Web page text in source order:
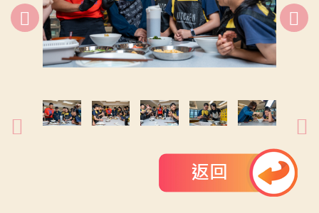
返回